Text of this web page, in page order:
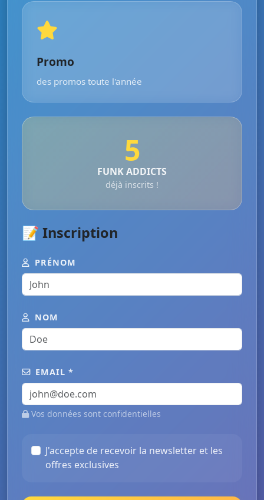
Promo
des promos toute l'année
5
FUNK ADDICTS
déjà inscrits !
📝 Inscription
PRÉNOM
NOM
EMAIL *
Vos données sont confidentielles
J'accepte de recevoir la newsletter et les
offres exclusives